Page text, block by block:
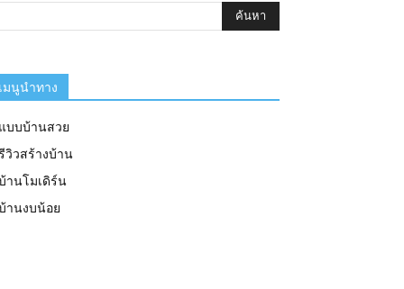
เมนูนำทาง
แบบบ้านสวย
วิวสร้างบ้าน
านโมเดิร์น
านงบน้อย